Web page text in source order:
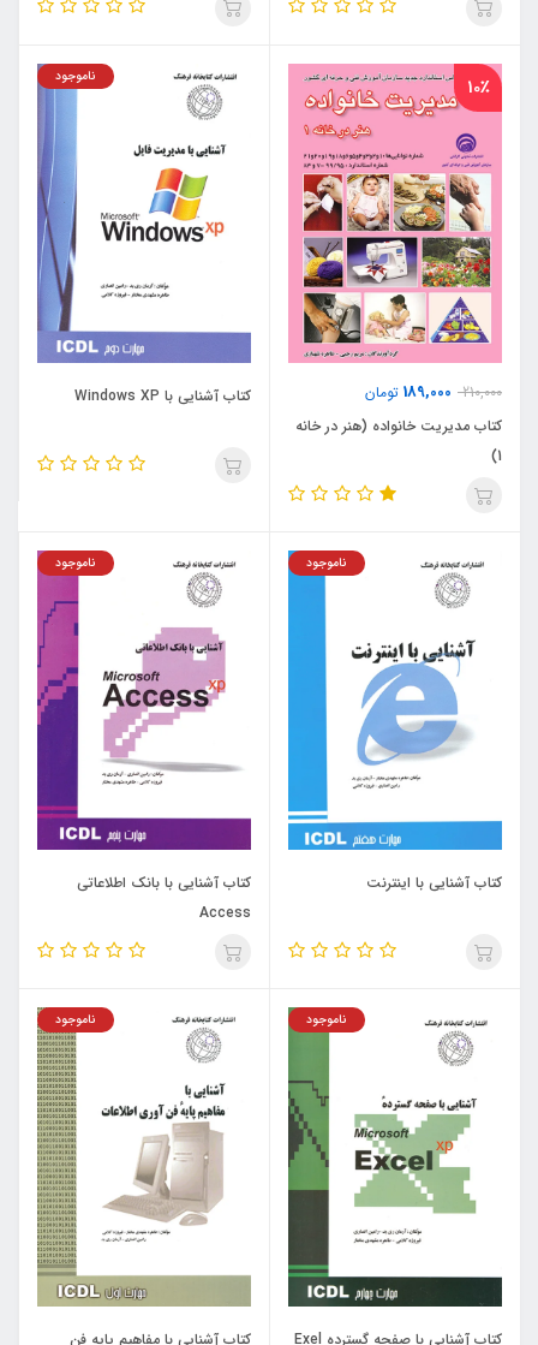
10٪
210,000
189,000 تومان
کتاب مدیریت خانواده (هنر در خانه
1)
ناموجود
کتاب آشنایی با Windows XP
ناموجود
کتاب آشنایی با اینترنت
ناموجود
کتاب آشنایی با بانک اطلاعاتی
Access
ناموجود
کتاب آشنایی با صفحه گسترده Exel
ناموجود
کتاب آشنایی با مفاهیم پایه فن